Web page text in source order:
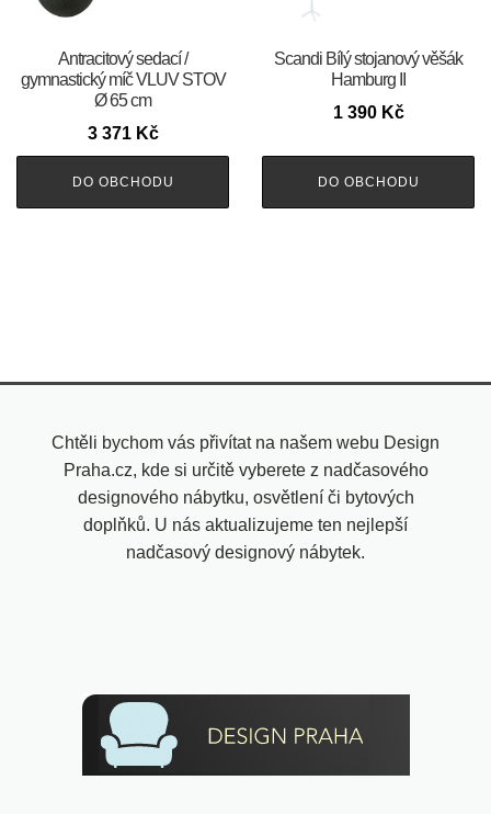
Antracitový sedací /
gymnastický míč VLUV STOV
Ø 65 cm
3 371 Kč
DO OBCHODU
Scandi Bílý stojanový věšák
Hamburg II
1 390 Kč
DO OBCHODU
Chtěli bychom vás přivítat na našem webu Design
Praha.cz, kde si určitě vyberete z nadčasového
designového nábytku, osvětlení či bytových
doplňků. U nás aktualizujeme ten nejlepší
nadčasový designový nábytek.